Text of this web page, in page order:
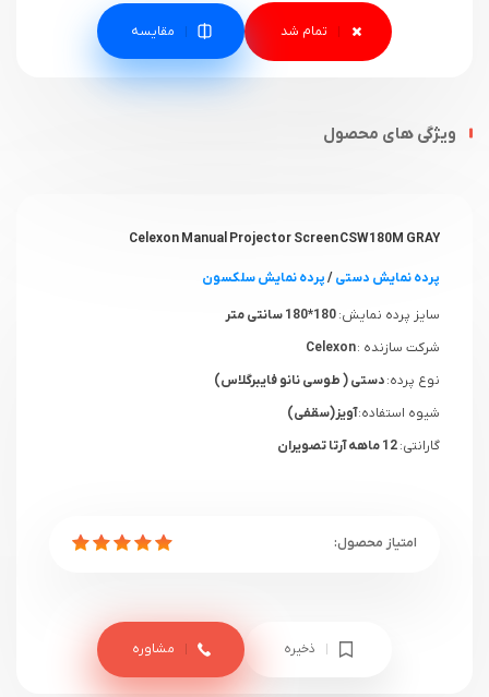
مقایسه
ویژگی های محصول
Celexon Manual Projector Screen CSW180M GRAY
پرده نمایش دستی/پرده نمایش سلکسون
سایز پرده نمایش:
شرکت سازنده :
نوع پرده:دستی ( طوسی نانو فایبرگلاس)
شیوه استفاده:آویز(سقفی)
گارانتی:
ذخیره مشاوره